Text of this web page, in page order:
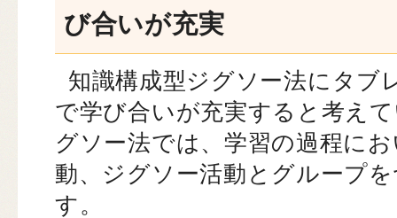
び合いが充実
知識構成型ジグソー法にタブ
で学び合いが充実すると考え
グソー法では、学習の過程に
動、ジグソー活動とグループ
す。